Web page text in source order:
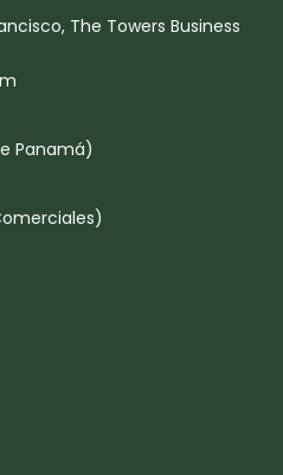
The Towers Business
Panamá)